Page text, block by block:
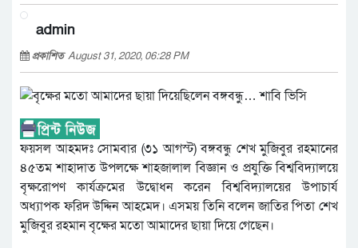
admin
প্রকাশিতAugust 31, 2020, 06:28 PM
ফয়সল আহমদঃ সোমবার (৩১ আগস্ট) বঙ্গবন্ধু শেখ মুজিবুর রহমানের
৪৫তম শাহাদাত উপলক্ষে শাহজালাল বিজ্ঞান ও প্রযুক্তি বিশ্ববিদ্যালয়ে
বৃক্ষরোপণ কার্যক্রমের উদ্বোধন করেন বিশ্ববিদ্যালয়ের উপাচার্য
অধ্যাপক ফরিদ উদ্দিন আহমেদ। এসময় তিনি বলেন জাতির পিতা শেখ
মুজিবুর রহমান বৃক্ষের মতো আমাদের ছায়া দিয়ে গেছেন।